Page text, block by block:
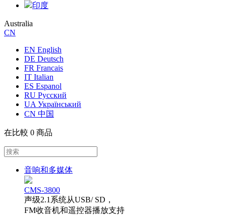
印度
Australia
CN
EN English
DE Deutsch
FR Francais
IT Italian
ES Espanol
RU Русский
UA Український
CN 中国
在比較 0 商品
音响和多媒体
CMS-3800
声级2.1系统从USB/ SD，
FM收音机和遥控器播放支持